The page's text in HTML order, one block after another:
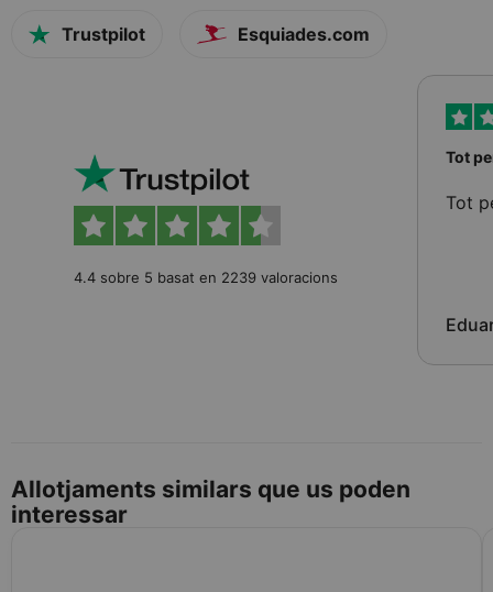
Trustpilot Esquiades.com
4.4 sobre 5 basat en 2239 valoracions
Tot
Tot
Allotjaments similars que us poden
interessar